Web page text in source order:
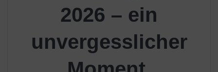
2026 – ein
unvergesslicher